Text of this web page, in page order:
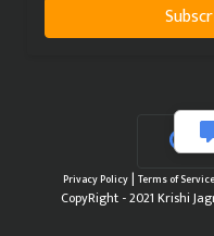
Privacy Policy| Terms of Service
CopyRight - 2021 Krishi